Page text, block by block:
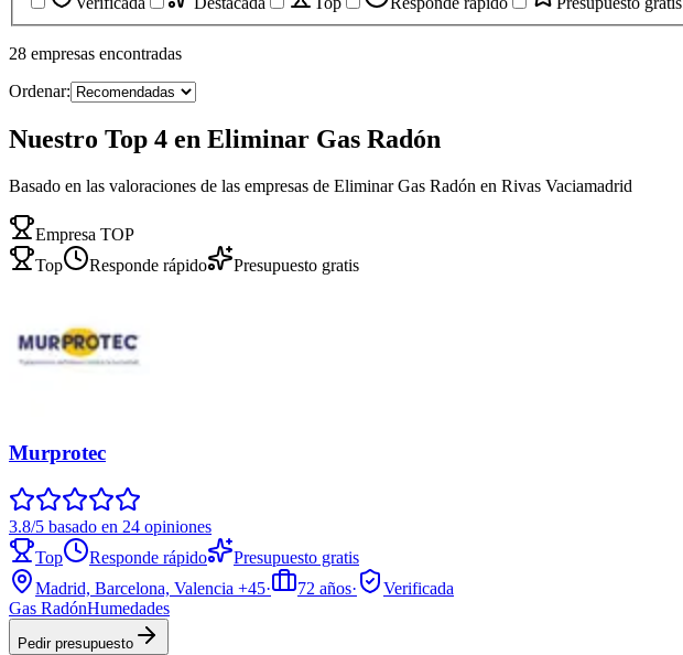
28 empresas encontradas
Ordenar:
Nuestro Top 4 en Eliminar Gas Radón
Basado en las valoraciones de las empresas de Eliminar Gas Radón en Rivas Vaciamadrid
Empresa TOP
Top
Responde rápido Presupuesto gratis
Murprotec
3.8/5 basado en 24 opiniones
Top
Responde rápido
Presupuesto gratis
Madrid, Barcelona, Valencia +45· 72 años·
Verificada
Gas RadónHumedades
Pedir presupuesto